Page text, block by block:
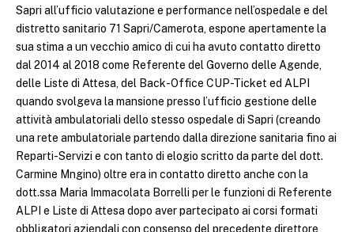
Sapri all’ufficio valutazione e performance nell’ospedale e del
distretto sanitario 71 Sapri/Camerota, espone apertamente la
sua stima a un vecchio amico di cui ha avuto contatto diretto
dal 2014 al 2018 come Referente del Governo delle Agende,
delle Liste di Attesa, del Back-Office CUP-Ticket ed ALPI
quando svolgeva la mansione presso l’ufficio gestione delle
attività ambulatoriali dello stesso ospedale di Sapri (creando
una rete ambulatoriale partendo dalla direzione sanitaria fino ai
Reparti-Servizi e con tanto di elogio scritto da parte del dott.
Carmine Mngino) oltre era in contatto diretto anche con la
dott.ssa Maria Immacolata Borrelli per le funzioni di Referente
ALPI e Liste di Attesa dopo aver partecipato ai corsi formati
obbligatori aziendali con consenso del precedente direttore